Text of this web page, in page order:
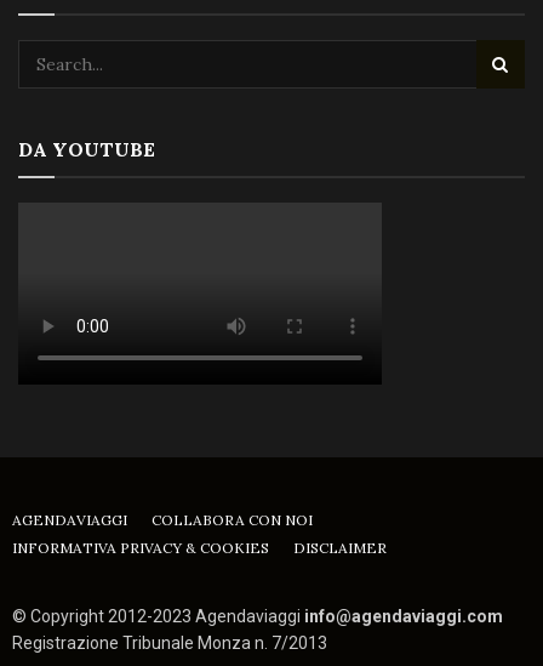
DA YOUTUBE
AGENDAVIAGGI
COLLABORA CON NOI
INFORMATIVA PRIVACY & COOKIES
DISCLAIMER
© Copyright 2012-2023 Agendaviaggi info@agendaviaggi.com
Registrazione Tribunale Monza n. 7/2013